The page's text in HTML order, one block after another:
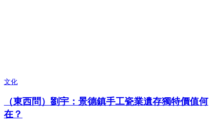
文化
（東西問）劉宇：景德鎮手工瓷業遺存獨特價值何
在？